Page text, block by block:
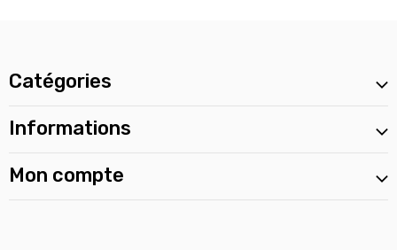
Catégories
Informations
Mon compte